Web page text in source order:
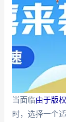
当面临由于版
时，选择一个